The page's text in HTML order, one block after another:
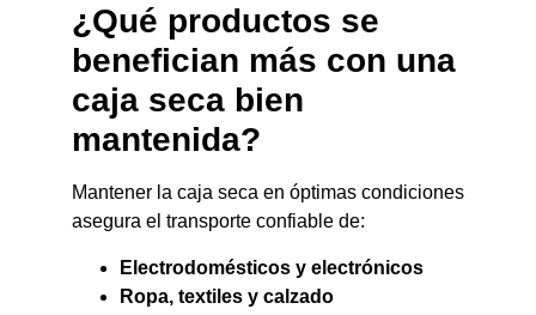
¿Qué productos se
benefician más con una
caja seca bien
mantenida?
Mantener la caja seca en óptimas condiciones
asegura el transporte confiable de:
Electrodomésticos y electrónicos
Ropa, textiles y calzado